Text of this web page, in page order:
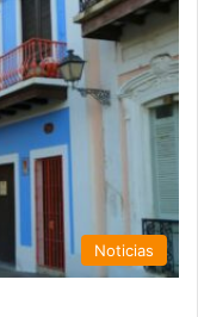
Noticias